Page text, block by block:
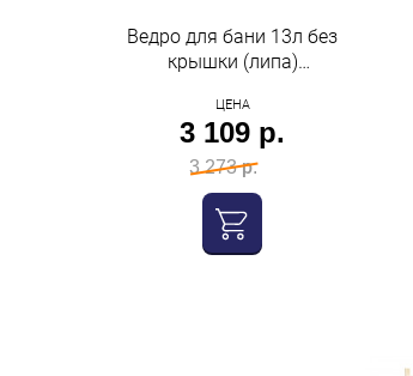
Ведро для бани 13л без
крышки (липа)
"Бацькина баня"
ЦЕНА
3 109 р.
3 273 р.